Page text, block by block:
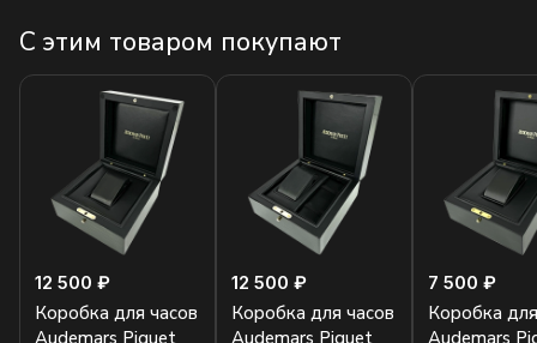
С этим товаром покупают
12 500 ₽
Коробка для часов
Audemars Piguet
12 500 ₽
Коробка для часов
Audemars Piguet
7 500 ₽
Коробка
Audemars